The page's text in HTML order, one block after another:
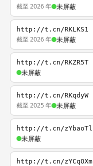
截至 2026 年 未屏蔽
http://t.cn/RKLKS1
截至 2026 年 未屏蔽
http://t.cn/RKZR5T
未屏蔽
http://t.cn/RKqdyW
截至 2025 年 未屏蔽
http://t.cn/zYbaoTl
未屏蔽
http://t.cn/zYCqOXm